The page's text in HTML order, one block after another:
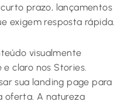
prazo, lançamentos
exigem resposta rápida.
visualmente
claro nos Stories.
sua landing page para
oferta. A natureza